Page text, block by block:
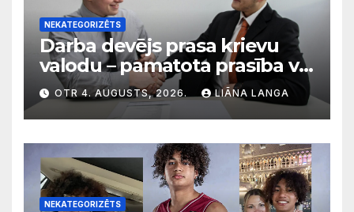
NEKATEGORIZĒTS
Darba devējs prasa krievu
valodu – pamatota prasība vai
diskriminācija? Skaidro VDI
OTR 4. AUGUSTS, 2026. LIĀNA LANGA
NEKATEGORIZĒTS